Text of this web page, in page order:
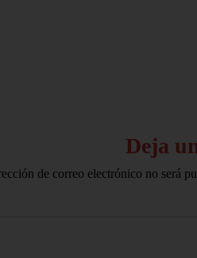
Deja
de correo electrónico no será